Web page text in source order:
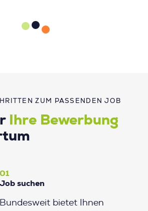
ZUM PASSENDEN JOB
Ihre Bewerbung
01
Job suchen
Bundesweit bietet Ihnen